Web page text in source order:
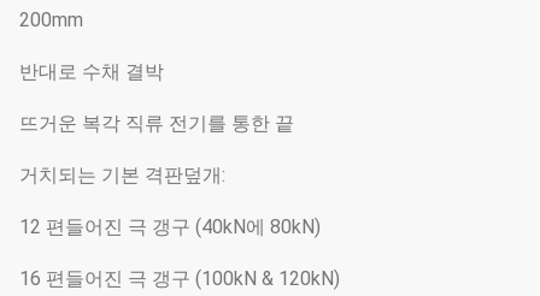
200mm
반대로 수채 결박
뜨거운 복각 직류 전기를 통한 끝
거치되는 기본 격판덮개:
12 편들어진 극 갱구 (40kN에 80kN)
16 편들어진 극 갱구 (100kN & 120kN)